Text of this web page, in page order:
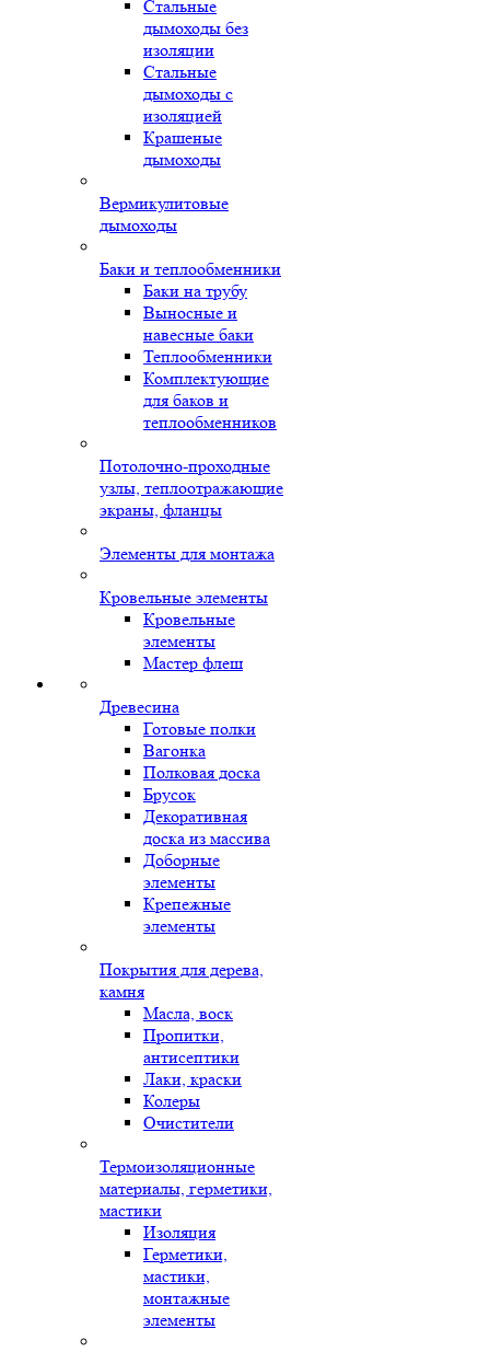
Стальные
дымоходы без
изоляции
Стальные
дымоходы с
изоляцией
Крашеные
дымоходы
Вермикулитовые
дымоходы
Баки и теплообменники
Баки на трубу
Выносные и
навесные баки
Теплообменники
Комплектующие
для баков и
теплообменников
Потолочно-проходные
узлы, теплоотражающие
экраны, фланцы
Элементы для монтажа
Кровельные элементы
Кровельные
элементы
Мастер флеш
Древесина
Готовые полки
Вагонка
Полковая доска
Брусок
Декоративная
доска из массива
Доборные
элементы
Крепежные
элементы
Покрытия для дерева,
камня
Масла, воск
Пропитки,
антисептики
Лаки, краски
Колеры
Очистители
Термоизоляционные
материалы, герметики,
мастики
Изоляция
Герметики,
мастики,
монтажные
элементы